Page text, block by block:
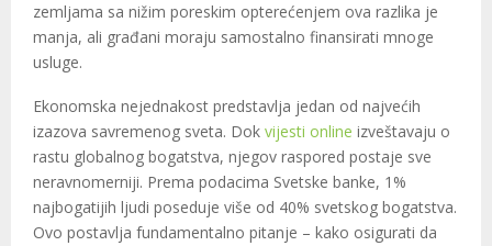
zemljama sa nižim poreskim opterećenjem ova razlika je
manja, ali građani moraju samostalno finansirati mnoge
usluge.
Ekonomska nejednakost predstavlja jedan od najvećih
izazova savremenog sveta. Dok vijesti online izveštavaju o
rastu globalnog bogatstva, njegov raspored postaje sve
neravnomerniji. Prema podacima Svetske banke, 1%
najbogatijih ljudi poseduje više od 40% svetskog bogatstva.
Ovo postavlja fundamentalno pitanje – kako osigurati da